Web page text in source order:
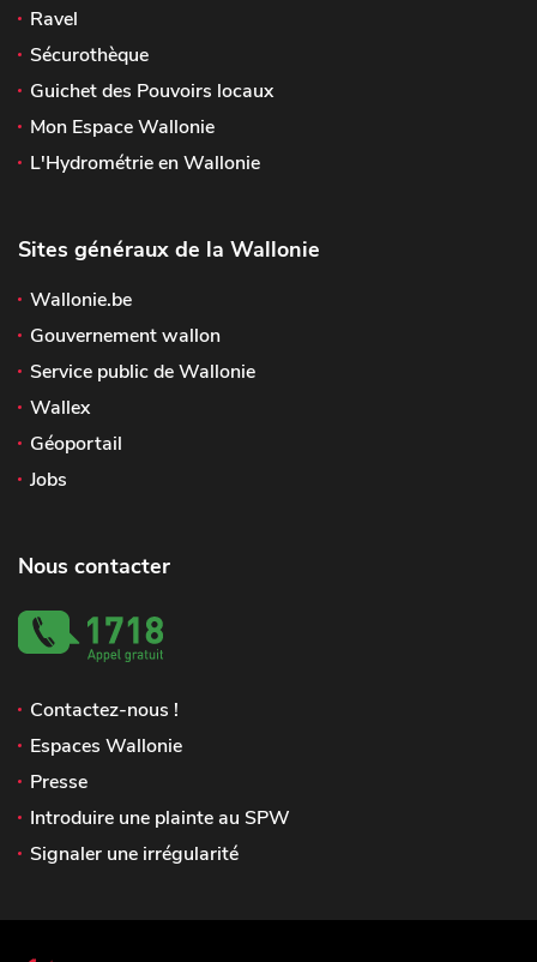
Ravel
Sécurothèque
Guichet des Pouvoirs locaux
Mon Espace Wallonie
L'Hydrométrie en Wallonie
Sites généraux de la Wallonie
Wallonie.be
Gouvernement wallon
Service public de Wallonie
Wallex
Géoportail
Jobs
Nous contacter
Contactez-nous !
Espaces Wallonie
Presse
Introduire une plainte au SPW
Signaler une irrégularité